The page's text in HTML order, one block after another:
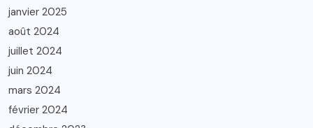
janvier 2025
août 2024
juillet 2024
juin 2024
mars 2024
février 2024